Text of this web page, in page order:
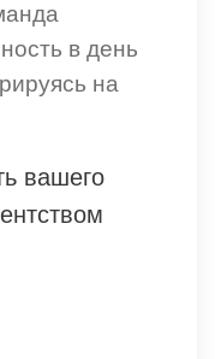
в день
на
вашего